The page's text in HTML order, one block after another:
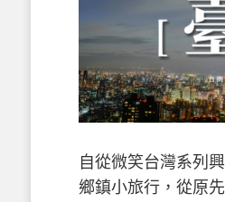
自從微笑台灣系列
鄉鎮小旅行，從原